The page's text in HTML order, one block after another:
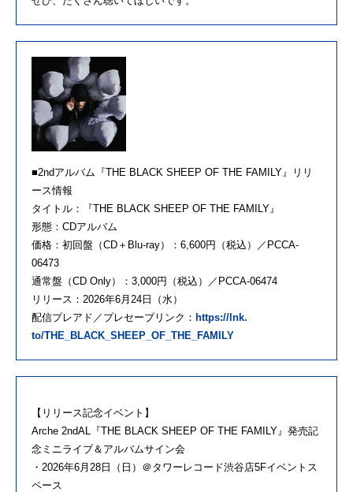
■2ndアルバム 『THE BLACK SHEEP OF THE FAMILY』
リリ
ース情報
タイトル：『THE BLACK SHEEP OF THE FAMILY』
形態：CDアルバム
価格：初回盤（CD＋Blu-ray）：6,600円（税込）／ PCCA-
06473
通常盤（CD Only）：3,000円（税込）／PCCA-06474
リリース ：2026年6月24日（水）
配信プレアド／プレセーブリンク： https://lnk.
to/THE_BLACK_SHEEP_OF_THE_ FAMILY
【リリース記念イベント】
Arche 2ndAL『THE BLACK SHEEP OF THE FAMILY』発売記
念ミニライブ＆アルバムサイン会
・2026年6月28日（日）＠タワーレコード渋谷店5Fイベントス
ペース